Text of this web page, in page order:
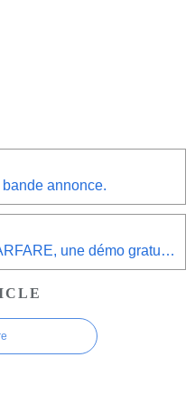
annonce.
CALL OF DUTY INFINITE WARFARE, une démo gratuite arrive.